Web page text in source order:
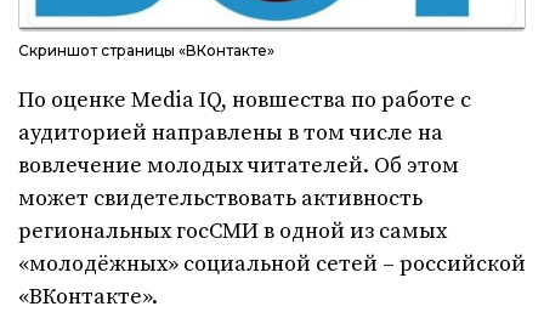
Скриншот страницы «ВКонтакте»
По оценке Media IQ, новшества по работе с
аудиторией направлены в том числе на
вовлечение молодых читателей. Об этом
может свидетельствовать активность
региональных госСМИ в одной из самых
«молодёжных» социальной сетей – российской
«ВКонтакте».